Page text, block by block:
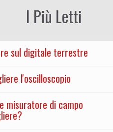
I Più Letti
sul digitale terrestre
l'oscilloscopio
misuratore di campo